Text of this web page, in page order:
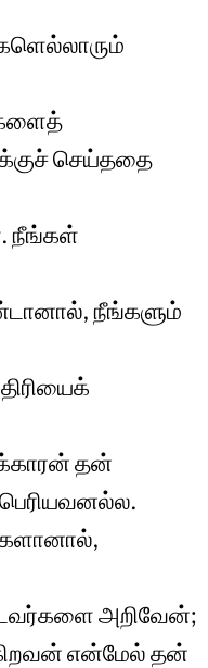
செய்ததை
நீங்கள்
நீங்களும்
தன்
அறிவேன்;
என்மேல் தன்